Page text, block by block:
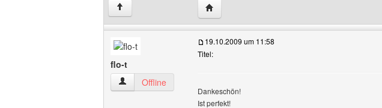
↑ Website dieses Benutzers besuchen:
flo-t
flo-t Benutzer-Profile anzeigen
Offline
19.10.2009 um 11:58
Titel:
Dankeschön!
Ist perfekt!